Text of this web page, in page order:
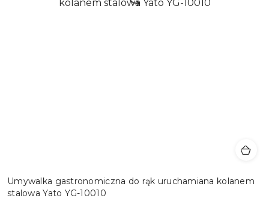
Umywalka gastronomiczna do rąk uruchamiana kolanem
stalowa Yato YG-10010